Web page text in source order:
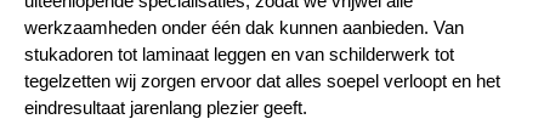
werkzaamheden onder één dak kunnen aanbieden. Van
stukadoren tot laminaat leggen en van schilderwerk tot
tegelzetten wij zorgen ervoor dat alles soepel verloopt en het
eindresultaat jarenlang plezier geeft.